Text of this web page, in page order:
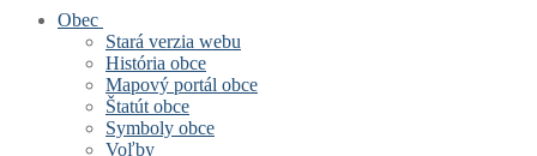
Obec
Stará verzia webu
História obce
Mapový portál obce
Štatút obce
Symboly obce
Voľby